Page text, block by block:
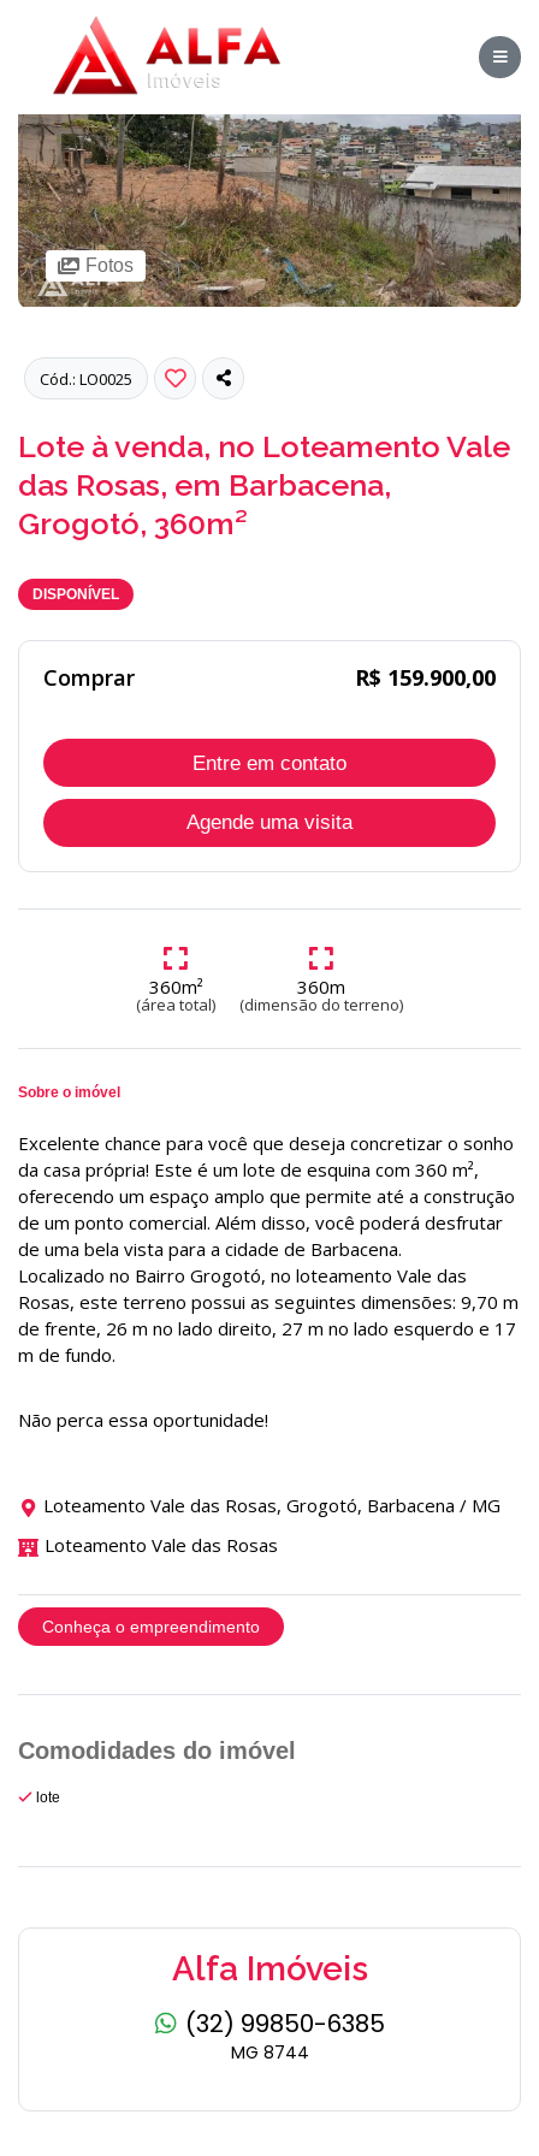
Fotos
Cód.: LO0025
Lote à venda, no Loteamento Vale
das Rosas, em Barbacena,
Grogotó, 360m²
DISPONÍVEL
Comprar R$ 159.900,00
Entre em contato
Agende uma visita
360m²
(área total)
360m
(dimensão do terreno)
Sobre o imóvel
Excelente chance para você que deseja concretizar o sonho
da casa própria! Este é um lote de esquina com 360 m²,
oferecendo um espaço amplo que permite até a construção
de um ponto comercial. Além disso, você poderá desfrutar
de uma bela vista para a cidade de Barbacena.
Localizado no Bairro Grogotó, no loteamento Vale das
Rosas, este terreno possui as seguintes dimensões: 9,70 m
de frente, 26 m no lado direito, 27 m no lado esquerdo e 17
m de fundo.
Não perca essa oportunidade!
Loteamento Vale das Rosas, Grogotó, Barbacena / MG
Loteamento Vale das Rosas
Conheça o empreendimento
lote
Alfa Imóveis
(32) 99850-6385
MG 8744